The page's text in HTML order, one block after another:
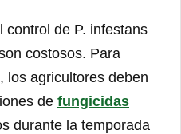
control de P. infestans
costosos. Para
los agricultores deben
de fungicidas
durante la temporada